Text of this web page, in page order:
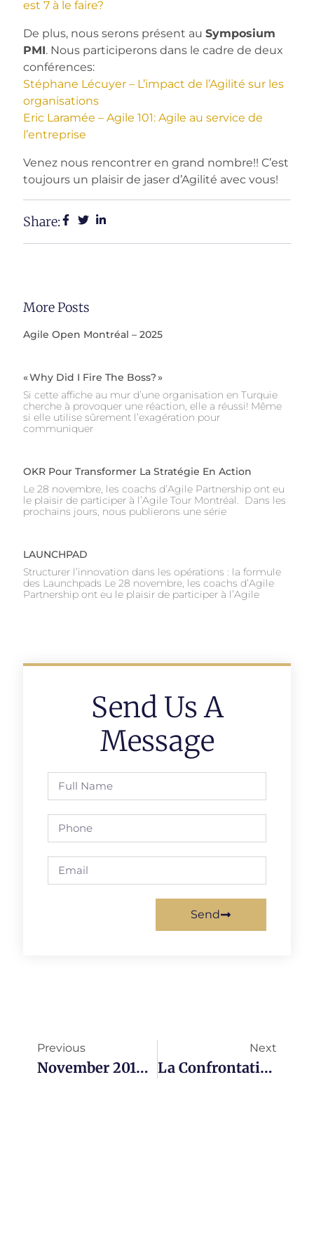
est 7 à le faire?
De plus, nous serons présent au Symposium
PMI. Nous participerons dans le cadre de deux
conférences:
Stéphane Lécuyer – L’impact de l’Agilité sur les
organisations
Eric Laramée – Agile 101: Agile au service de
l’entreprise
Venez nous rencontrer en grand nombre!! C’est
toujours un plaisir de jaser d’Agilité avec vous!
Share:
More Posts
Agile Open Montréal – 2025
« Why Did I Fire The Boss? »
Si cette affiche au mur d’une organisation en Turquie
cherche à provoquer une réaction, elle a réussi! Même
si elle utilise sûrement l’exagération pour
communiquer
OKR Pour Transformer La Stratégie En Action
Le 28 novembre, les coachs d’Agile Partnership ont eu
le plaisir de participer à l’Agile Tour Montréal. Dans les
prochains jours, nous publierons une série
LAUNCHPAD
Structurer l’innovation dans les opérations : la formule
des Launchpads Le 28 novembre, les coachs d’Agile
Partnership ont eu le plaisir de participer à l’Agile
Send Us A
Message
Send
Previous
November 2012 : The Month Of Agile!
Next
La Confrontation Au Service De La Performance @ Agile Tour 2012 Montréal Et Québec